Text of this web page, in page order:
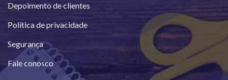
Depoimento de clientes
Política de privacidade
Segurança
Fale conosco